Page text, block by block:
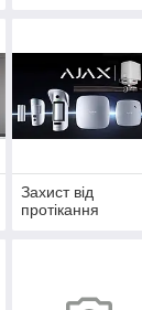
Захист від
протікання